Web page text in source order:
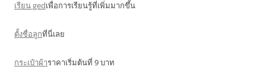
เรียน gedเพื่อการเรียนรู้ที่เพิ่มมากขึ้น
ตั้งชื่อลูกที่นี่เลย
กระเป๋าผ้าราคาเริ่มต้นที่ 9 บาท